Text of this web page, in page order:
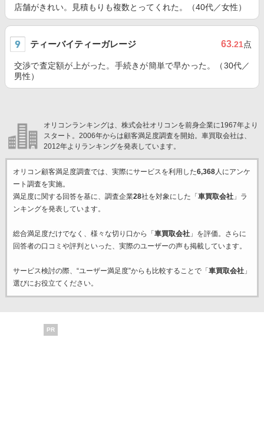
店舗がきれい。見積もりも複数とってくれた。（40代／女性）
ティーバイティーガレージ 63.21点
交渉で査定額が上がった。手続きが簡単で早かった。（30代／
男性）
オリコンランキングは、株式会社オリコンを前身企業に1967年より
スタート。2006年からは顧客満足度調査を開始。車買取会社は、
2012年よりランキングを発表しています。
オリコン顧客満足度調査では、実際にサービスを利用した6,368人にアンケ
ート調査を実施。
満足度に関する回答を基に、調査企業28社を対象にした「 車買取会社」ラ
ンキングを発表しています。
総合満足度だけでなく、様々な切り口から「 車買取会社」を評価。さらに
回答者の口コミや評判といった、実際のユーザーの声も掲載しています。
サービス検討の際、“ユーザー満足度”からも比較することで「 車買取会社」
選びにお役立てください。
PR